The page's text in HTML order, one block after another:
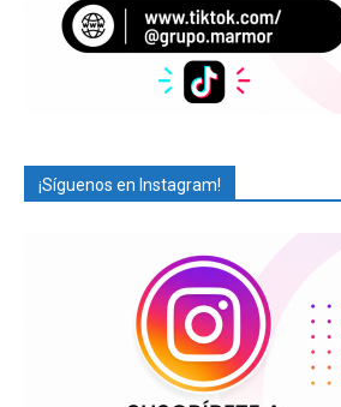
¡Síguenos en Instagram!